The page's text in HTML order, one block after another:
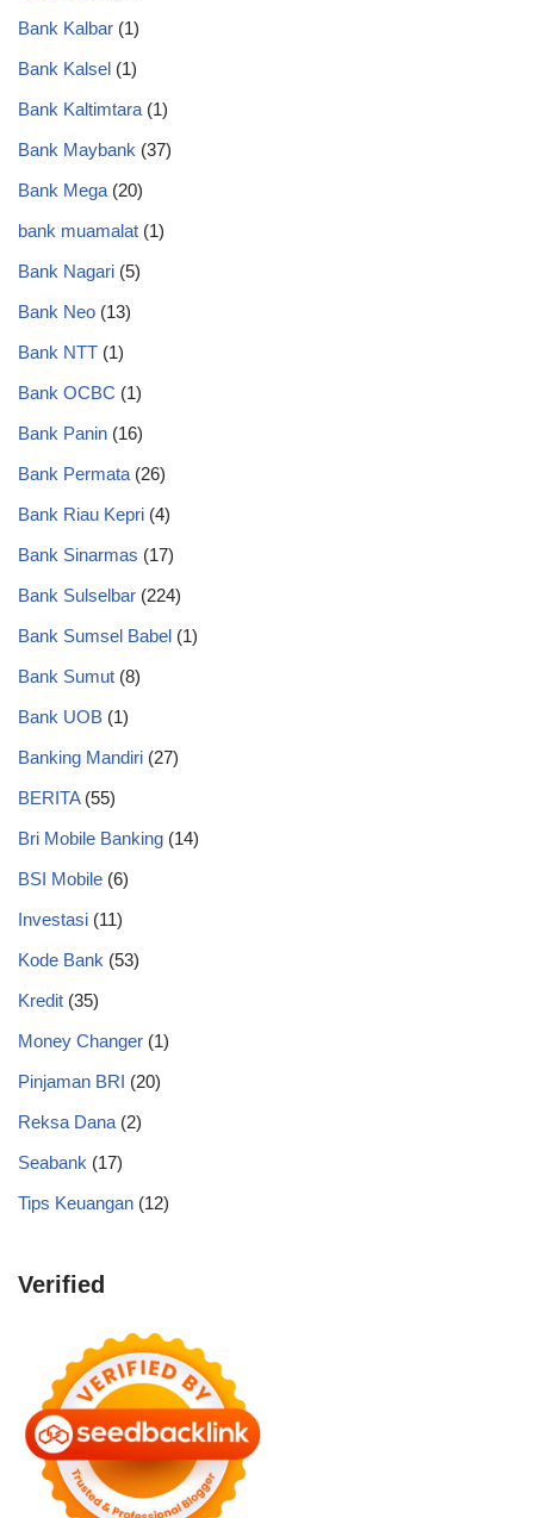
Bank Kalbar (1)
Bank Kalsel (1)
Bank Kaltimtara (1)
Bank Maybank (37)
Bank Mega (20)
bank muamalat (1)
Bank Nagari (5)
Bank Neo (13)
Bank NTT (1)
Bank OCBC (1)
Bank Panin (16)
Bank Permata (26)
Bank Riau Kepri (4)
Bank Sinarmas (17)
Bank Sulselbar (224)
Bank Sumsel Babel (1)
Bank Sumut (8)
Bank UOB (1)
Banking Mandiri (27)
BERITA(55)
Bri Mobile Banking (14)
BSI Mobile (6)
Investasi (11)
Kode Bank (53)
Kredit (35)
Money Changer (1)
Pinjaman BRI (20)
Reksa Dana (2)
Seabank (17)
Tips Keuangan (12)
Verified